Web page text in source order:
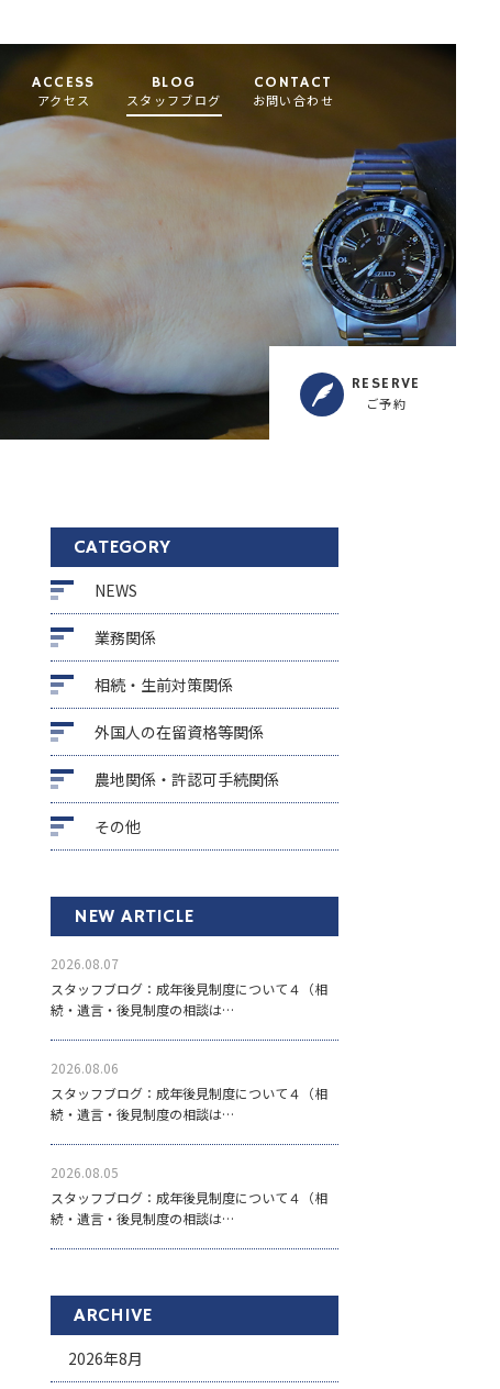
ACCESS
アクセス
BLOG
スタッフブログ
CONTACT
お問い合わせ
RESERVE
ご予約
CATEGORY
NEWS
業務関係
相続・生前対策関係
外国人の在留資格等関係
農地関係・許認可手続関係
その他
NEW ARTICLE
2026.08.07
スタッフブログ：成年後見制度について４（相
続・遺言・後見制度の相談は…
2026.08.06
スタッフブログ：成年後見制度について４（相
続・遺言・後見制度の相談は…
2026.08.05
スタッフブログ：成年後見制度について４（相
続・遺言・後見制度の相談は…
ARCHIVE
2026年8月